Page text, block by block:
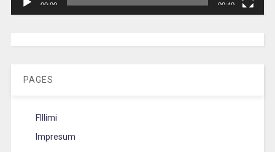
00:00 00:40
PAGES
FIllimi
Impresum